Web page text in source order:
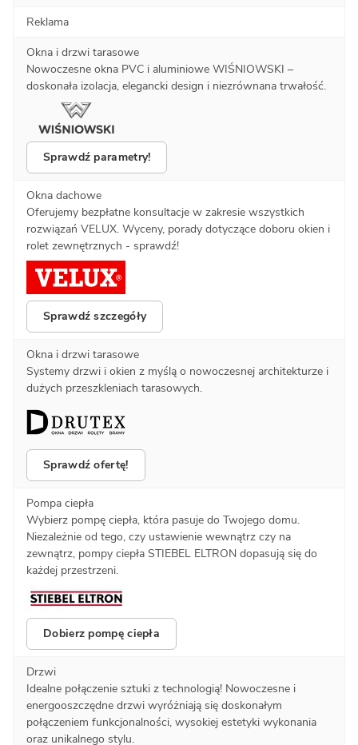
Reklama
Okna i drzwi tarasowe
Nowoczesne okna PVC i aluminiowe WIŚNIOWSKI –
doskonała izolacja, elegancki design i niezrównana trwałość.
Sprawdź parametry!
Okna dachowe
Oferujemy bezpłatne konsultacje w zakresie wszystkich
rozwiązań VELUX. Wyceny, porady dotyczące doboru okien i
rolet zewnętrznych - sprawdź!
Sprawdź szczegóły
Okna i drzwi tarasowe
Systemy drzwi i okien z myślą o nowoczesnej architekturze i
dużych przeszkleniach tarasowych.
Sprawdź ofertę!
Pompa ciepła
Wybierz pompę ciepła, która pasuje do Twojego domu.
Niezależnie od tego, czy ustawienie wewnątrz czy na
zewnątrz, pompy ciepła STIEBEL ELTRON dopasują się do
każdej przestrzeni.
Dobierz pompę ciepła
Drzwi
Idealne połączenie sztuki z technologią! Nowoczesne i
energooszczędne drzwi wyróżniają się doskonałym
połączeniem funkcjonalności, wysokiej estetyki wykonania
oraz unikalnego stylu.